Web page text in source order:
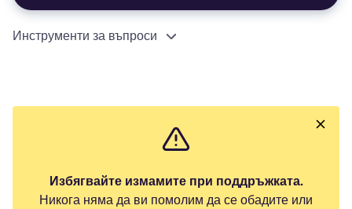
Инструменти за въпроси
Избягвайте измамите при поддръжката.
Никога няма да ви помолим да се обадите или